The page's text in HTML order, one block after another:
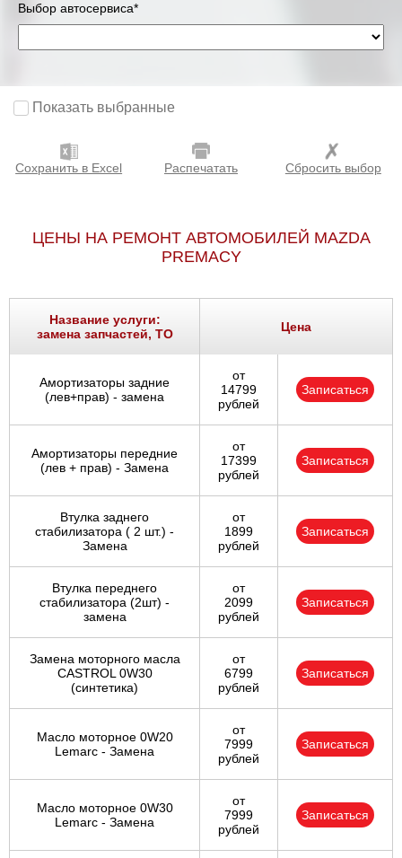
Выбор автосервиса*
Показать выбранные
Сохранить в Excel Распечатать Сбросить выбор
ЦЕНЫ НА РЕМОНТ АВТОМОБИЛЕЙ MAZDA
PREMACY
Название услуги:
замена запчастей, ТО
Цена
Амортизаторы задние
(лев+прав) - замена
от
14799
рублей
Записаться
Амортизаторы передние
(лев + прав) - Замена
от
17399
рублей
Записаться
Втулка заднего
стабилизатора ( 2 шт.) -
Замена
от
1899
рублей
Записаться
Втулка переднего
стабилизатора (2шт) -
замена
от
2099
рублей
Записаться
Замена моторного масла
CASTROL 0W30
(синтетика)
от
6799
рублей
Записаться
Масло моторное 0W20
Lemarc - Замена
от
7999
рублей
Записаться
Масло моторное 0W30
Lemarc - Замена
от
7999
рублей
Записаться